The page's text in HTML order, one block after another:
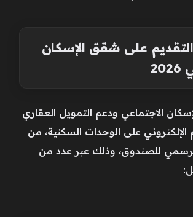
على شقق الإسكان
الاجتماعي ودعم التمويل العقاري
الإلكتروني على الوحدات السكنية، من
للصندوق، وذلك عبر عدد من